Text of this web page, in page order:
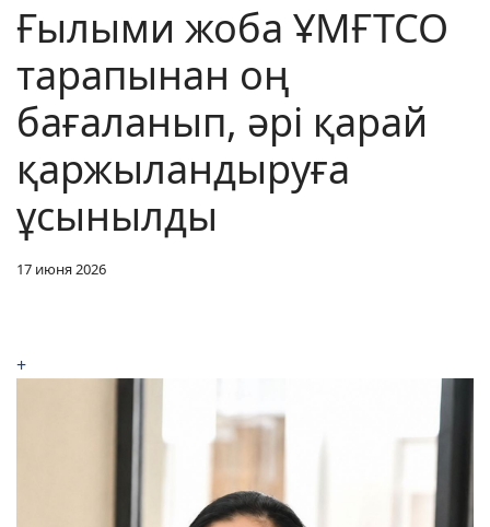
Ғылыми жоба ҰМҒТСО
тарапынан оң
бағаланып, әрі қарай
қаржыландыруға
ұсынылды
17 июня 2026
+